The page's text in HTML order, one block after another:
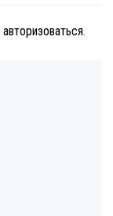
авторизоваться.